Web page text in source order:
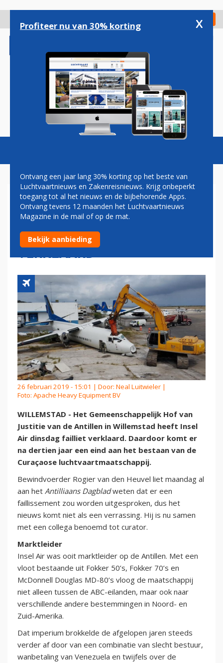
gaan
Check in
Magazine Podcasts Vacatures
ANTILLIAANSE
LUCHTVAARTMAATSCHAPPIJ
INSEL AIR FAILLIET
VERKLAARD
26 februari 2019 - 15:01 | Door: Neal Luitwieler |
Foto: Apache Heavy Equipment BV
WILLEMSTAD - Het Gemeenschappelijk Hof van
Justitie van de Antillen in Willemstad heeft Insel
Air dinsdag failliet verklaard. Daardoor komt er
na dertien jaar een eind aan het bestaan van de
Curaçaose luchtvaartmaatschappij.
Bewindvoerder Rogier van den Heuvel liet maandag al
aan het Antilliaans Dagbladweten dat er een
faillissement zou worden uitgesproken, dus het
nieuws komt niet als een verrassing. Hij is nu samen
met een collega benoemd tot curator.
Marktleider
Insel Air was ooit marktleider op de Antillen. Met een
vloot bestaande uit Fokker 50’s, Fokker 70’s en
McDonnell Douglas MD-80’s vloog de maatschappij
niet alleen tussen de ABC-eilanden, maar ook naar
verschillende andere bestemmingen in Noord- en
Zuid-Amerika.
Dat imperium brokkelde de afgelopen jaren steeds
verder af door van een combinatie van slecht bestuur,
wanbetaling van Venezuela en twijfels over de
Profiteer nu van 30% korting x
Ontvang een jaar lang 30% korting op het beste van
Luchtvaartnieuws en Zakenreisnieuws. Krijg onbeperkt
toegang tot al het nieuws en de bijbehorende Apps.
Ontvang tevens 12 maanden het Luchtvaartnieuws
Magazine in de mail of op de mat.
Bekijk aanbieding